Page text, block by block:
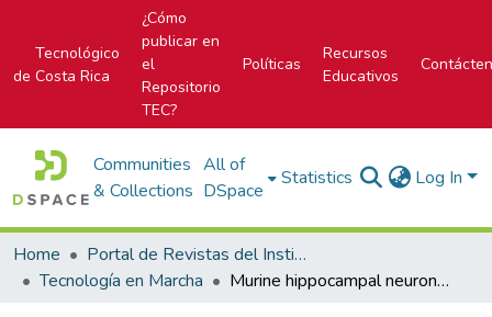
Tecnológico
de Costa Rica
¿Cómo
publicar en
el
Repositorio
TEC?
Políticas
Recursos
Educativos
Communities
& Collections
All of
DSpace
Statistics Log In
Home
Portal de Revistas del Instituto Tecnológico de Costa Rica
Tecnología en Marcha
Murine hippocampal neuronal culture characterization as a model for the study of NRGs/ErbB4 signaling